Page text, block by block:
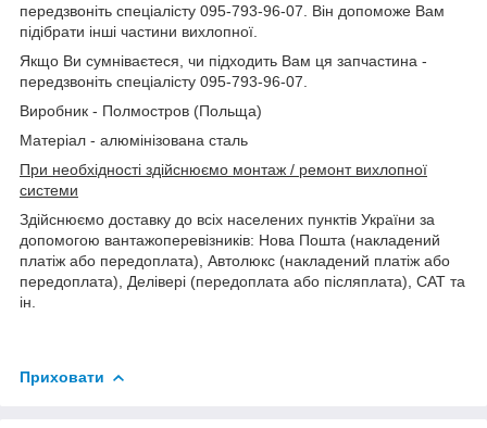
передзвоніть спеціалісту 095-793-96-07. Він допоможе Вам
підібрати інші частини вихлопної.
Якщо Ви сумніваєтеся, чи підходить Вам ця запчастина -
передзвоніть спеціалісту 095-793-96-07.
Виробник - Полмостров (Польща)
Матеріал - алюмінізована сталь
При необхідності здійснюємо монтаж / ремонт вихлопної
системи
Здійснюємо доставку до всіх населених пунктів України за
допомогою вантажоперевізників: Нова Пошта (накладений
платіж або передоплата), Автолюкс (накладений платіж або
передоплата), Делівері (передоплата або післяплата), САТ та
ін.
Приховати